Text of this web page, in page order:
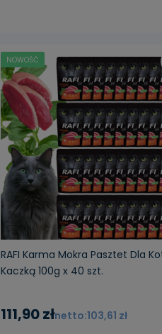
RAFI Karma Mokra Pasztet Dla
Kaczką 100g x 40 szt.
111,90 zł 103,61 zł
NOWOŚĆ